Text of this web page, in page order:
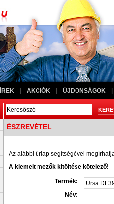
AKCIÓK ÚJDONSÁGOK
ÉSZREVÉTEL
Az alábbi űrlap segítségével
A kiemelt mezők kitöltése kötelező!
Termék:
Név: